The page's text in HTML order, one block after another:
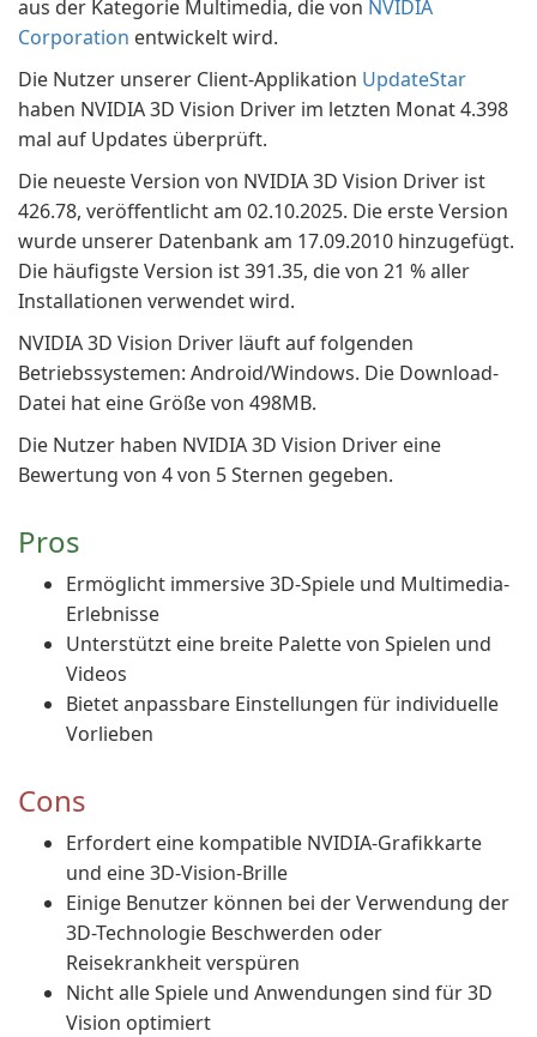
aus der Kategorie Multimedia, die von NVIDIA
Corporation entwickelt wird.
Die Nutzer unserer Client-Applikation UpdateStar
haben NVIDIA 3D Vision Driver im letzten Monat 4.398
mal auf Updates überprüft.
Die neueste Version von NVIDIA 3D Vision Driver ist
426.78, veröffentlicht am 02.10.2025. Die erste Version
wurde unserer Datenbank am 17.09.2010 hinzugefügt.
Die häufigste Version ist 391.35, die von 21 % aller
Installationen verwendet wird.
NVIDIA 3D Vision Driver läuft auf folgenden
Betriebssystemen: Android/Windows. Die Download-
Datei hat eine Größe von 498MB.
Die Nutzer haben NVIDIA 3D Vision Driver eine
Bewertung von 4 von 5 Sternen gegeben.
Pros
Ermöglicht immersive 3D-Spiele und Multimedia-
Erlebnisse
Unterstützt eine breite Palette von Spielen und
Videos
Bietet anpassbare Einstellungen für individuelle
Vorlieben
Cons
Erfordert eine kompatible NVIDIA-Grafikkarte
und eine 3D-Vision-Brille
Einige Benutzer können bei der Verwendung der
3D-Technologie Beschwerden oder
Reisekrankheit verspüren
Nicht alle Spiele und Anwendungen sind für 3D
Vision optimiert